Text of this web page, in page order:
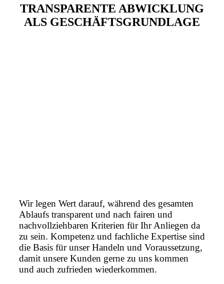
TRANSPARENTE ABWICKLUNG
ALS GESCHÄFTSGRUNDLAGE
Wir legen Wert darauf, während des gesamten
Ablaufs transparent und nach fairen und
nachvollziehbaren Kriterien für Ihr Anliegen da
zu sein. Kompetenz und fachliche Expertise sind
die Basis für unser Handeln und Voraussetzung,
damit unsere Kunden gerne zu uns kommen
und auch zufrieden wiederkommen.